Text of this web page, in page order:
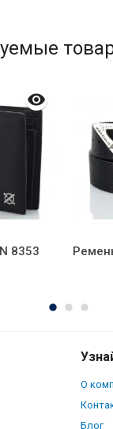
8353
О
Блог